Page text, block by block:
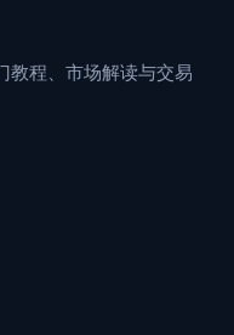
教程、市场解读与交易